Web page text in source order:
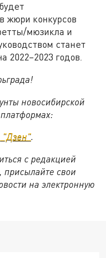
жюри конкурсов
мюзикла и
станет
2022–2023 годов.
новосибирской
"Дзен".
с редакцией
присылайте свои
на электронную